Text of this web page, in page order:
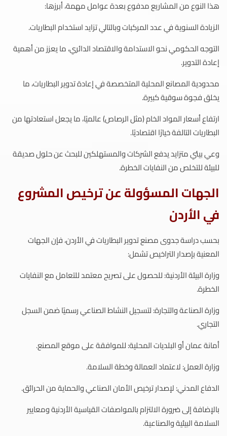
هذا النوع من المشاريع مدفوع بعدة عوامل مهمة، أبرزها:
الزيادة السنوية في عدد المركبات وبالتالي تزايد استخدام البطاريات.
التوجه الحكومي نحو الاستدامة والاقتصاد الدائري، ما يعزز من أهمية
إعادة التدوير.
محدودية المصانع المحلية المتخصصة في إعادة تدوير البطاريات، ما
يخلق فجوة سوقية كبيرة.
ارتفاع أسعار المواد الخام (مثل الرصاص) عالميًا، ما يجعل استعادتها من
البطاريات التالفة خيارًا اقتصاديًا.
وعي بيئي متزايد يدفع الشركات والمستهلكين للبحث عن حلول صديقة
للبيئة للتخلص من النفايات الخطرة.
الجهات المسؤولة عن ترخيص المشروع
في الأردن
بحسب دراسة جدوى مصنع تدوير البطاريات في الأردن، فإن الجهات
المعنية بإصدار التراخيص تشمل:
وزارة البيئة الأردنية: للحصول على تصريح معتمد للتعامل مع النفايات
الخطرة.
وزارة الصناعة والتجارة: لتسجيل النشاط الصناعي رسميًا ضمن السجل
التجاري.
أمانة عمان أو البلديات المحلية: للموافقة على موقع المصنع.
وزارة العمل: لاعتماد العمالة وخطة السلامة.
الدفاع المدني: لإصدار ترخيص الأمان الصناعي والحماية من الحرائق.
بالإضافة إلى ضرورة الالتزام بالمواصفات القياسية الأردنية ومعايير
السلامة البيئية والصناعية.